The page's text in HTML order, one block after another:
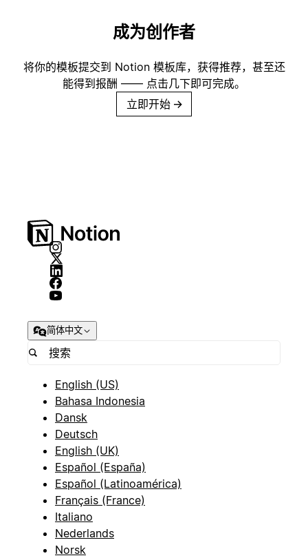
成为创作者
将你的模板提交到 Notion 模板库，获得推荐，甚至还
能得到报酬 —— 点击几下即可完成。
立即开始 →
简体中文
English (US)
Bahasa Indonesia
Dansk
Deutsch
English (UK)
Español (España)
Español (Latinoamérica)
Français (France)
Italiano
Nederlands
Norsk